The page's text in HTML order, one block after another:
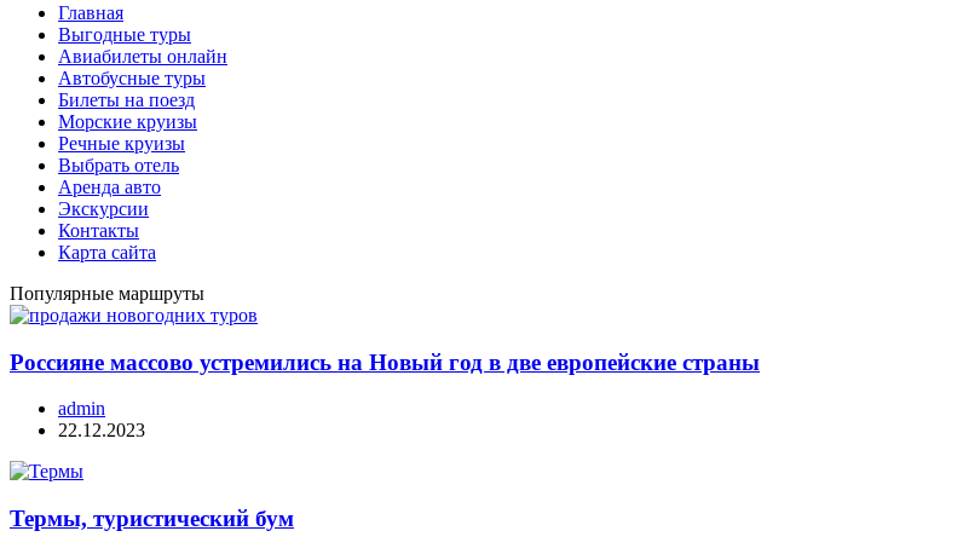
Главная
Выгодные туры
Авиабилеты онлайн
Автобусные туры
Билеты на поезд
Морские круизы
Речные круизы
Выбрать отель
Аренда авто
Экскурсии
Контакты
Карта сайта
Популярные маршруты
Россияне массово устремились на Новый год в две европейские страны
admin
22.12.2023
Термы, туристический бум